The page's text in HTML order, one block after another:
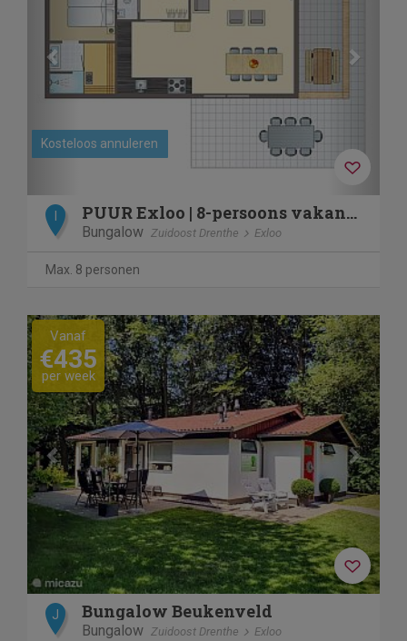
Kosteloos annuleren
PUUR Exloo | 8-persoons vakantiehuis | 8EL
Bungalow Zuidoost Drenthe Exloo
Max. 8 personen
Previous Next
Vanaf
€435
per week
J Bungalow Beukenveld
Bungalow Zuidoost Drenthe Exloo